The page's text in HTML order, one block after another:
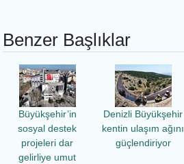
Benzer Başlıklar
Büyükşehir’in
sosyal destek
projeleri dar
gelirliye umut
Denizli Büyükşehir
kentin ulaşım ağını
güçlendiriyor